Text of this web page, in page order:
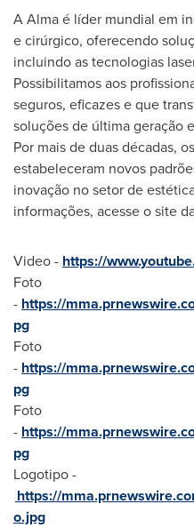
A Alma é líder mundial em
e cirúrgico, oferecendo
incluindo as tecnologias
Possibilitamos aos
seguros, eficazes e que
soluções de última geração
Por mais de duas décadas,
estabeleceram novos
inovação no setor de
informações, acesse o site
Video - https://
Foto
- https://
pg
Foto
- https://
pg
Foto
- https://
pg
Logotipo -
https://
o.jpg